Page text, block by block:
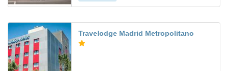
Travelodge Madrid Metropolitano